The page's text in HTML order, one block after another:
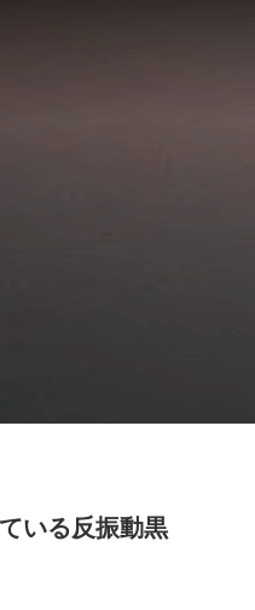
いる反振動黒